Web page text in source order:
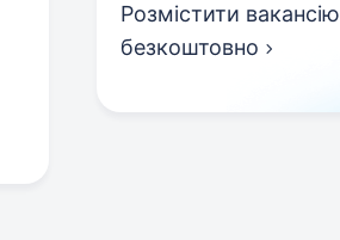
Розмістити вакансію
безкоштовно